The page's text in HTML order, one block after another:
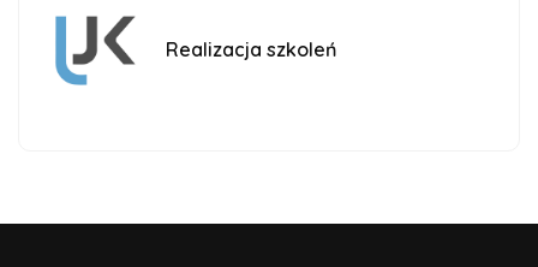
Realizacja szkoleń